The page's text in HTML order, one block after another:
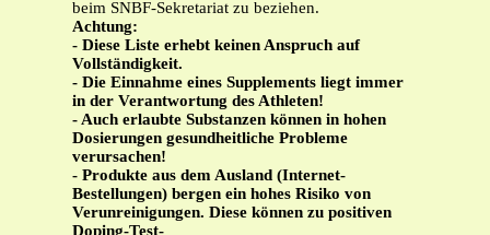
beim SNBF-Sekretariat zu beziehen.
Achtung:
- Diese Liste erhebt keinen Anspruch auf
Vollständigkeit.
- Die Einnahme eines Supplements liegt immer
in der Verantwortung des Athleten!
- Auch erlaubte Substanzen können in hohen
Dosierungen gesundheitliche Probleme
verursachen!
- Produkte aus dem Ausland (Internet-
Bestellungen) bergen ein hohes Risiko von
Verunreinigungen. Diese können zu positiven
Doping-Test-